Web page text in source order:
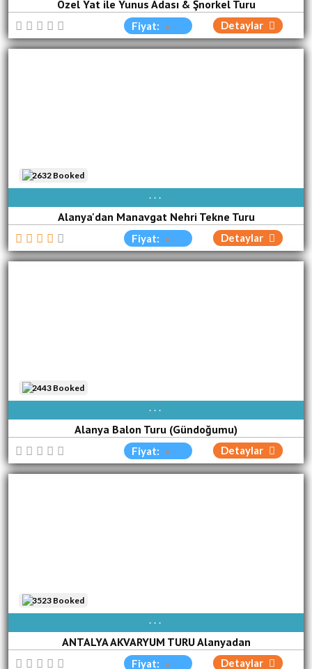
Özel Yat ile Yunus Adası & Şnorkel Turu
Fiyat: Detaylar
ÇA[R]
Alanya'dan Manavgat Nehri Tekne Turu
2632 Booked
Fiyat: Detaylar
AVAIBLE EVERY DAY
Alanya Balon Turu (Gündoğumu)
2443 Booked
Fiyat: Detaylar
AVAIBLE EVERY DAY
ANTALYA AKVARYUM TURU Alanyadan
3523 Booked
Fiyat: Detaylar